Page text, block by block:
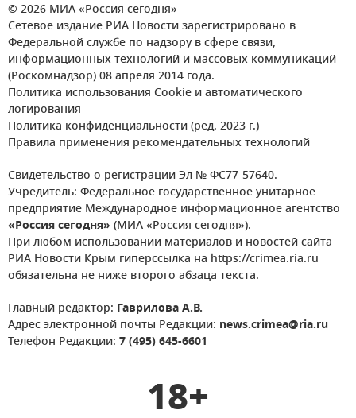
© 2026 МИА «Россия сегодня»
Сетевое издание РИА Новости зарегистрировано в
Федеральной службе по надзору в сфере связи,
информационных технологий и массовых коммуникаций
(Роскомнадзор) 08 апреля 2014 года.
Политика использования Cookie и автоматического
логирования
Политика конфиденциальности (ред. 2023 г.)
Правила применения рекомендательных технологий
Свидетельство о регистрации Эл № ФС77-57640.
Учредитель: Федеральное государственное унитарное
предприятие Международное информационное агентство
«Россия сегодня» (МИА «Россия сегодня»).
При любом использовании материалов и новостей сайта
РИА Новости Крым гиперссылка на https://crimea.ria.ru
обязательна не ниже второго абзаца текста.
Главный редактор: Гаврилова А.В.
Адрес электронной почты Редакции: news.crimea@ria.ru
Телефон Редакции: 7 (495) 645-6601
18+